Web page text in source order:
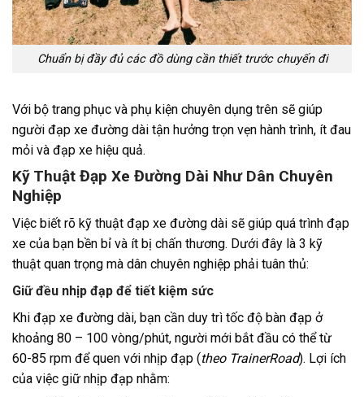
Chuẩn bị đầy đủ các đồ dùng cần thiết trước chuyến đi
Với bộ trang phục và phụ kiện chuyên dụng trên sẽ giúp
người đạp xe đường dài tận hưởng trọn vẹn hành trình, ít đau
mỏi và đạp xe hiệu quả.
Kỹ Thuật Đạp Xe Đường Dài Như Dân Chuyên
Nghiệp
Việc biết rõ kỹ thuật đạp xe đường dài sẽ giúp quá trình đạp
xe của bạn bền bỉ và ít bị chấn thương. Dưới đây là 3 kỹ
thuật quan trọng mà dân chuyên nghiệp phải tuân thủ:
Giữ đều nhịp đạp để tiết kiệm sức
Khi đạp xe đường dài, bạn cần duy trì tốc độ bàn đạp ở
khoảng 80 – 100 vòng/phút, người mới bắt đầu có thể từ
60-85 rpm để quen với nhịp đạp (theo TrainerRoad). Lợi ích
của việc giữ nhịp đạp nhằm: